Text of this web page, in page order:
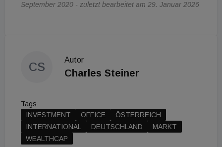
September 2020 - zuletzt bearbeitet am 29. Januar 2026
CS
Autor
Charles Steiner
Tags
INVESTMENT
OFFICE
ÖSTERREICH
INTERNATIONAL
DEUTSCHLAND
MARKT
WEALTHCAP